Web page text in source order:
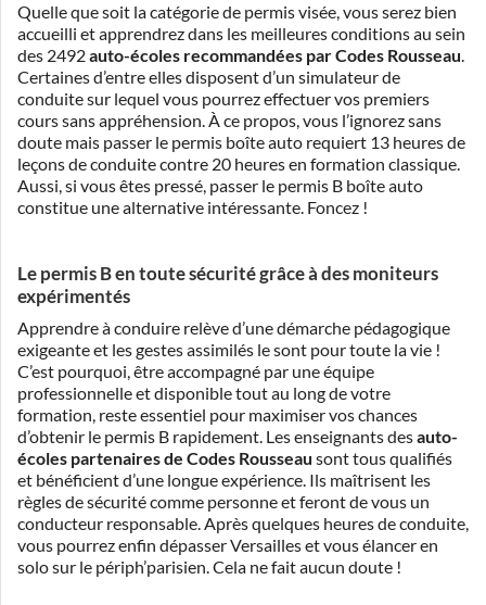
Quelle que soit la catégorie de permis visée, vous serez bien
accueilli et apprendrez dans les meilleures conditions au sein
des 2492auto-écoles recommandées par Codes Rousseau.
Certaines d’entre elles disposent d’un simulateur de
conduite sur lequel vous pourrez effectuer vos premiers
cours sans appréhension. À ce propos, vous l’ignorez sans
doute mais passer le permis boîte auto requiert 13 heures de
leçons de conduite contre 20 heures en formation classique.
Aussi, si vous êtes pressé, passer le permis B boîte auto
constitue une alternative intéressante. Foncez !
Le permis B en toute sécurité grâce à des moniteurs
expérimentés
Apprendre à conduire relève d’une démarche pédagogique
exigeante et les gestes assimilés le sont pour toute la vie !
C’est pourquoi, être accompagné par une équipe
professionnelle et disponible tout au long de votre
formation, reste essentiel pour maximiser vos chances
d’obtenir le permis B rapidement. Les enseignants desauto-
écoles partenaires de Codes Rousseau sont tous qualifiés
et bénéficient d’une longue expérience. Ils maîtrisent les
règles de sécurité comme personne et feront de vous un
conducteur responsable. Après quelques heures de conduite,
vous pourrez enfin dépasser Versailles et vous élancer en
solo sur le périph’parisien. Cela ne fait aucun doute !